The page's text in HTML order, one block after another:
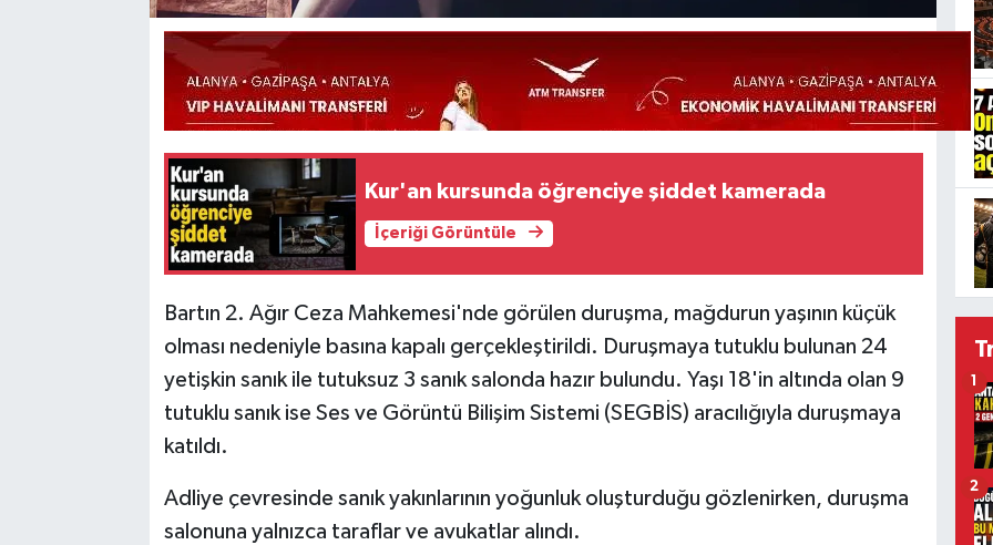
Kur'an kursunda öğrenciye şiddet kamerada
İçeriği Görüntüle
Bartın 2. Ağır Ceza Mahkemesi'nde görülen duruşma, mağdurun yaşının küçük
olması nedeniyle basına kapalı gerçekleştirildi. Duruşmaya tutuklu bulunan 24
yetişkin sanık ile tutuksuz 3 sanık salonda hazır bulundu. Yaşı 18'in altında olan 9
tutuklu sanık ise Ses ve Görüntü Bilişim Sistemi (SEGBİS) aracılığıyla duruşmaya
katıldı.
Adliye çevresinde sanık yakınlarının yoğunluk oluşturduğu gözlenirken, duruşma
salonuna yalnızca taraflar ve avukatlar alındı.
1
2